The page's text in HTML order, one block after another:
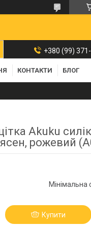
+380 (99)
КОНТАКТИ БЛОГ
Akuku
рожевий
Мінімальна
Купити